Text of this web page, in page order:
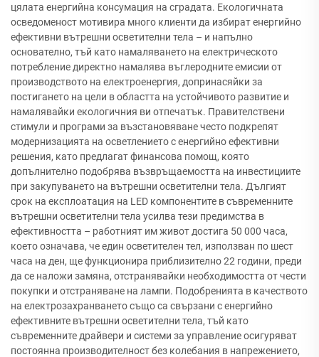
цялата енергийна консумация на сградата. Екологичната
осведоменост мотивира много клиенти да избират енергийно
ефективни вътрешни осветителни тела – и напълно
основателно, тъй като намаляването на електрическото
потребление директно намалява въглеродните емисии от
производството на електроенергия, допринасяйки за
постигането на цели в областта на устойчивото развитие и
намалявайки екологичния ви отпечатък. Правителствени
стимули и програми за възстановяване често подкрепят
модернизацията на осветлението с енергийно ефективни
решения, като предлагат финансова помощ, която
допълнително подобрява възвръщаемостта на инвестициите
при закупуването на вътрешни осветителни тела. Дългият
срок на експлоатация на LED компонентите в съвременните
вътрешни осветителни тела усилва тези предимства в
ефективността – работният им живот достига 50 000 часа,
което означава, че един осветителен тел, използван по шест
часа на ден, ще функционира приблизително 22 години, преди
да се наложи замяна, отстранявайки необходимостта от чести
покупки и отстраняване на лампи. Подобренията в качеството
на електрозахранването също са свързани с енергийно
ефективните вътрешни осветителни тела, тъй като
съвременните драйвери и системи за управление осигуряват
постоянна производителност без колебания в напрежението,